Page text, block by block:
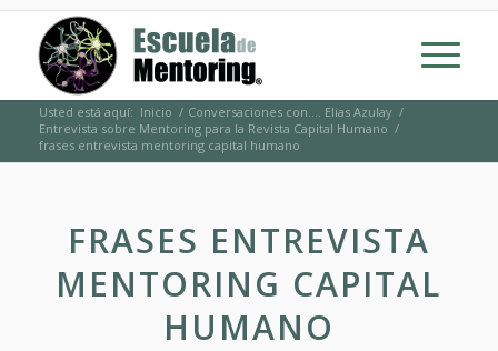
Usted está aquí: Inicio / Conversaciones con…. Elias Azulay /
Entrevista sobre Mentoring para la Revista Capital Humano /
frases entrevista mentoring capital humano
FRASES ENTREVISTA
MENTORING CAPITAL
HUMANO